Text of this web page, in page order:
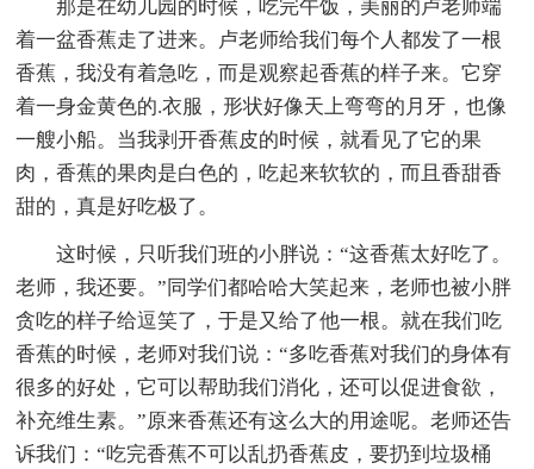
那是在幼儿园的时候，吃完午饭，美丽的卢老师端
着一盆香蕉走了进来。卢老师给我们每个人都发了一根
香蕉，我没有着急吃，而是观察起香蕉的样子来。它穿
着一身金黄色的.衣服，形状好像天上弯弯的月牙，也像
一艘小船。当我剥开香蕉皮的时候，就看见了它的果
肉，香蕉的果肉是白色的，吃起来软软的，而且香甜香
甜的，真是好吃极了。
这时候，只听我们班的小胖说：“这香蕉太好吃了。
老师，我还要。”同学们都哈哈大笑起来，老师也被小胖
贪吃的样子给逗笑了，于是又给了他一根。就在我们吃
香蕉的时候，老师对我们说：“多吃香蕉对我们的身体有
很多的好处，它可以帮助我们消化，还可以促进食欲，
补充维生素。”原来香蕉还有这么大的用途呢。老师还告
诉我们：“吃完香蕉不可以乱扔香蕉皮，要扔到垃圾桶